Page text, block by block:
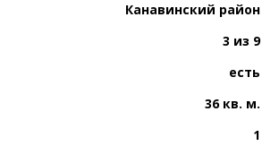
Канавинский район
3 из 9
есть
36 кв. м.
1